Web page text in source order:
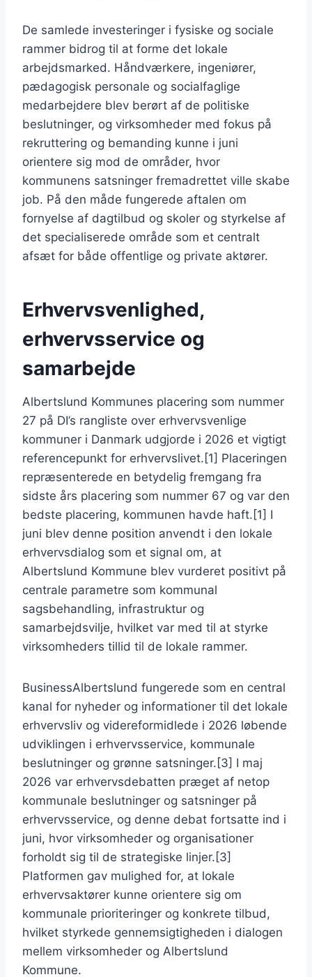
De samlede investeringer i fysiske og sociale
rammer bidrog til at forme det lokale
arbejdsmarked. Håndværkere, ingeniører,
pædagogisk personale og socialfaglige
medarbejdere blev berørt af de politiske
beslutninger, og virksomheder med fokus på
rekruttering og bemanding kunne i juni
orientere sig mod de områder, hvor
kommunens satsninger fremadrettet ville skabe
job. På den måde fungerede aftalen om
fornyelse af dagtilbud og skoler og styrkelse af
det specialiserede område som et centralt
afsæt for både offentlige og private aktører.
Erhvervsvenlighed,
erhvervsservice og
samarbejde
Albertslund Kommunes placering som nummer
27 på DI’s rangliste over erhvervsvenlige
kommuner i Danmark udgjorde i 2026 et vigtigt
referencepunkt for erhvervslivet.[1] Placeringen
repræsenterede en betydelig fremgang fra
sidste års placering som nummer 67 og var den
bedste placering, kommunen havde haft.[1] I
juni blev denne position anvendt i den lokale
erhvervsdialog som et signal om, at
Albertslund Kommune blev vurderet positivt på
centrale parametre som kommunal
sagsbehandling, infrastruktur og
samarbejdsvilje, hvilket var med til at styrke
virksomheders tillid til de lokale rammer.
BusinessAlbertslund fungerede som en central
kanal for nyheder og informationer til det lokale
erhvervsliv og videreformidlede i 2026 løbende
udviklingen i erhvervsservice, kommunale
beslutninger og grønne satsninger.[3] I maj
2026 var erhvervsdebatten præget af netop
kommunale beslutninger og satsninger på
erhvervsservice, og denne debat fortsatte ind i
juni, hvor virksomheder og organisationer
forholdt sig til de strategiske linjer.[3]
Platformen gav mulighed for, at lokale
erhvervsaktører kunne orientere sig om
kommunale prioriteringer og konkrete tilbud,
hvilket styrkede gennemsigtigheden i dialogen
mellem virksomheder og Albertslund
Kommune.